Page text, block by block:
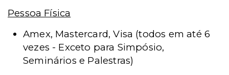
Pessoa Física
Amex, Mastercard, Visa (todos em até 6
vezes - Exceto para Simpósio,
Seminários e Palestras)